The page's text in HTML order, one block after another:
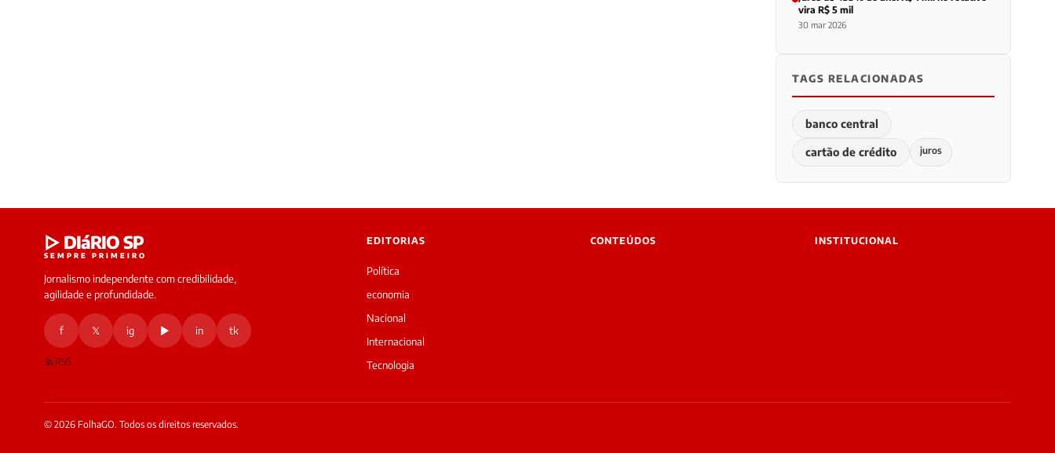
vira R$ 5 mil
30 mar 2026
TAGS RELACIONADAS
banco central
cartão de crédito juros
▷ DIáRIO SP
SEMPRE PRIMEIRO
Jornalismo independente com credibilidade,
agilidade e profundidade.
f 𝕏 ig ▶ in tk
RSS
EDITORIAS
Política
economia
Nacional
Internacional
Tecnologia
CONTEÚDOS INSTITUCIONAL
© 2026 FolhaGO. Todos os direitos reservados.